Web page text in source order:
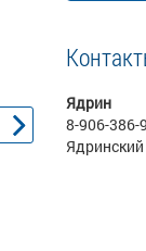
Ядрин
8-906-386-